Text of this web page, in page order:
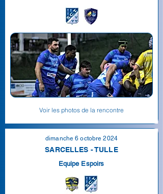
Voir les photos de la rencontre
dimanche 6 octobre 2024
SARCELLES - TULLE
Equipe Espoirs